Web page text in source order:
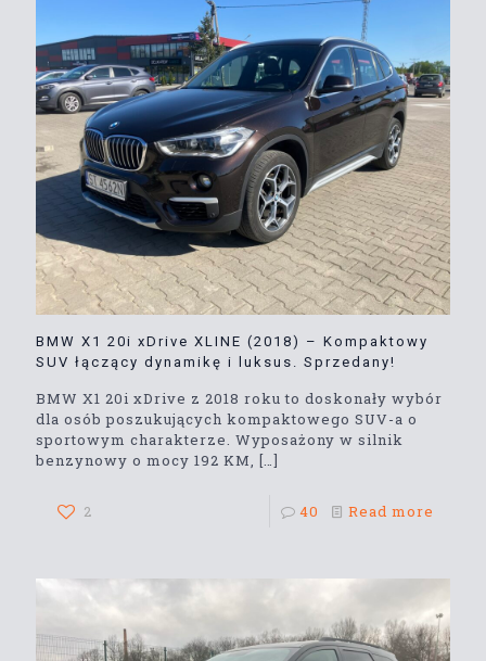
BMW X1 20i xDrive XLINE (2018) – Kompaktowy
SUV łączący dynamikę i luksus. Sprzedany!
BMW X1 20i xDrive z 2018 roku to doskonały wybór
dla osób poszukujących kompaktowego SUV-a o
sportowym charakterze. Wyposażony w silnik
benzynowy o mocy 192 KM, […]
2 40 Read more